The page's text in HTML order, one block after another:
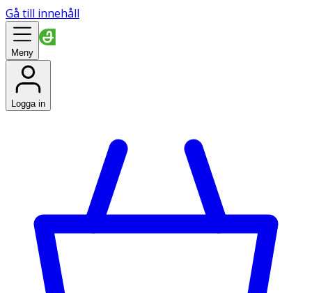
Gå till innehåll
Meny
Logga in